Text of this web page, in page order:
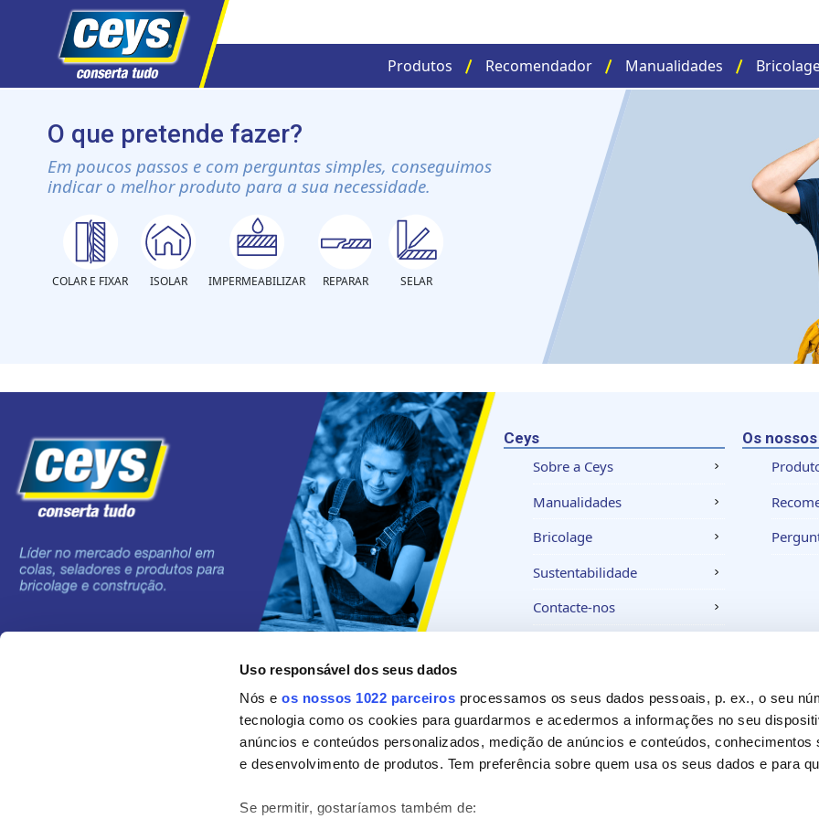
Uso responsável dos seus dados
Nós eos nossos 1022 parceiros processamos os seus dados pessoais, p. ex., o seu
tecnologia como os cookies para guardarmos e acedermos a informações no seu
anúncios e conteúdos personalizados, medição de anúncios e conteúdos, conhecimentos
e desenvolvimento de produtos. Tem preferência sobre quem usa os seus dados e para
Se permitir, gostaríamos também de:
Produtos Recomendador Manualidades
O que pretende fazer?
Em poucos passos e com perguntas simples, conseguimos
indicar o melhor produto para a sua necessidade.
COLAR E FIXAR ISOLAR IMPERMEABILIZAR REPARAR SELAR
Ceys
Sobre a Ceys
Manualidades
Bricolage
Sustentabilidade
Contacte-nos
Os